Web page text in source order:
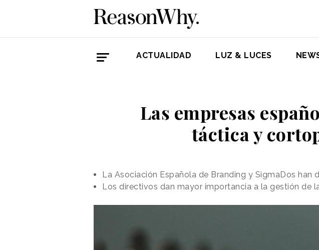
ACTUALIDAD LUZ & LUCES
Las empresas
táctica y
La Asociación Española de Branding y SigmaDos
Los directivos dan mayor importancia a la gestión de